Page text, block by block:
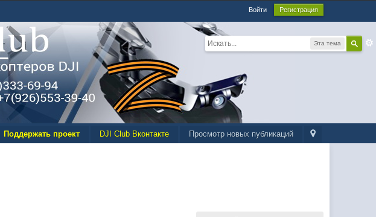
Войти Регистрация
Эта тема
Просмотр новых публикаций
DJI Club Вконтакте
Поддержать проект